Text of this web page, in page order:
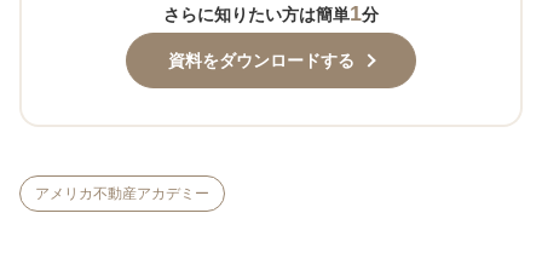
さらに知りたい方は簡単1分
資料をダウンロードする
アメリカ不動産アカデミー